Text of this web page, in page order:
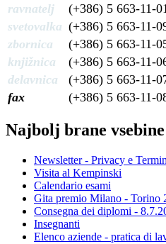
ravnatelj
(+386) 5 663-11-01
svetovalka (+386) 5 663-11-
zbornica
(+386) 5 663-11-
knjižnica
(+386) 5 663-11-
delavnica
(+386) 5 663-11-
fax
(+386) 5 663-11-
Najbolj brane vsebine
Newsletter - Privacy e
Visita al Kempinski
Calendario esami
Gita premio Milano - Torino
Consegna dei diplomi -
Insegnanti
Elenco aziende - pratica di